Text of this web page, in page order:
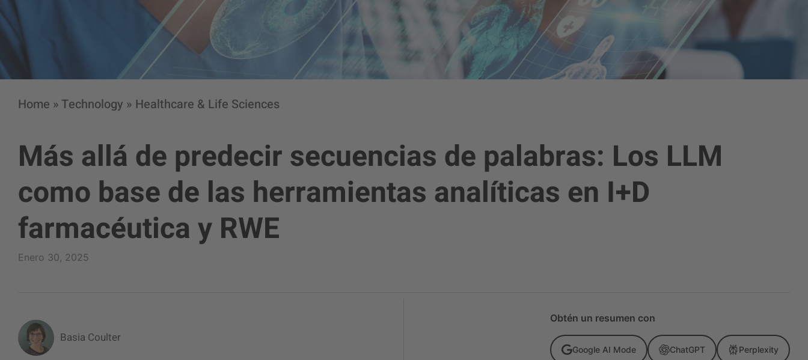
Home »Technology » Healthcare & Life Sciences
Más allá de predecir secuencias de palabras: Los LLM
como base de las herramientas analíticas en I+D
farmacéutica y RWE
Enero 30, 2025
Basia Coulter
Obtén un resumen con
Google AI Mode ChatGPT Perplexity